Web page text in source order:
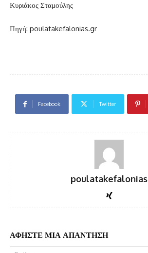
Κυριάκος Σταμούλης
Πηγή: poulatakefalonias.gr
Facebook Twitter
poulatakefalonias
ΑΦΗΣΤΕ ΜΙΑ ΑΠΑΝΤΗΣΗ